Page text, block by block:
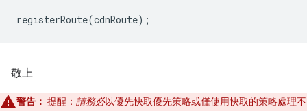
registerRoute(cdnRoute);
敬上
警告： 提醒： 請務必以優先快取優先策略或僅使用快取的策略處理不